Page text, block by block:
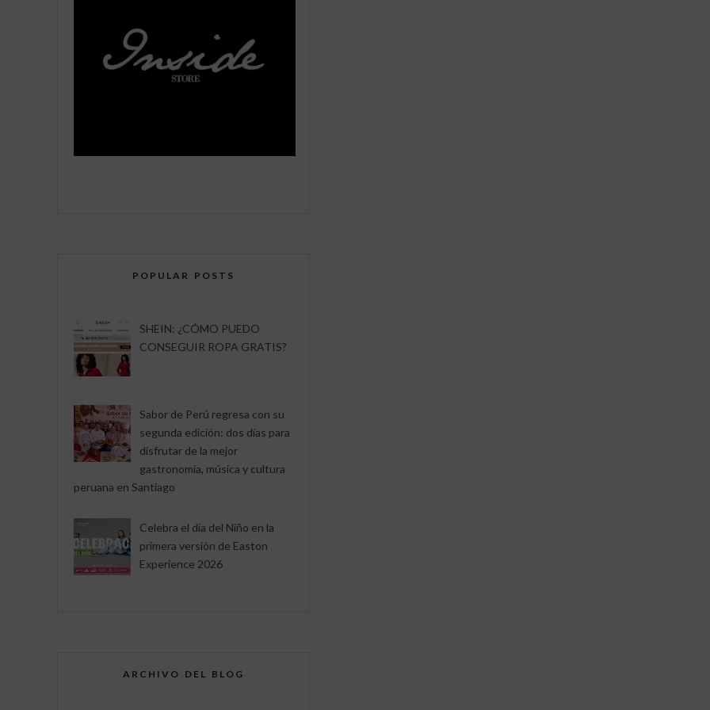
POPULAR POSTS
SHEIN: ¿CÓMO PUEDO
CONSEGUIR ROPA GRATIS?
Sabor de Perú regresa con su
segunda edición: dos días para
disfrutar de la mejor
gastronomía, música y cultura
peruana en Santiago
Celebra el día del Niño en la
primera versión de Easton
Experience 2026
ARCHIVO DEL BLOG